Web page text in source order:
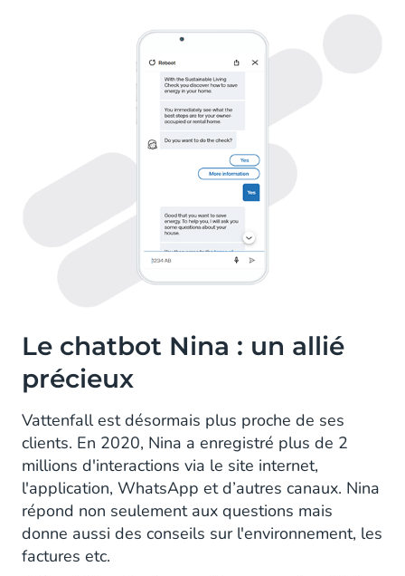
Le chatbot Nina : un allié
précieux
Vattenfall est désormais plus proche de ses
clients. En 2020, Nina a enregistré plus de 2
millions d'interactions via le site internet,
l'application, WhatsApp et d’autres canaux. Nina
répond non seulement aux questions mais
donne aussi des conseils sur l'environnement, les
factures etc.